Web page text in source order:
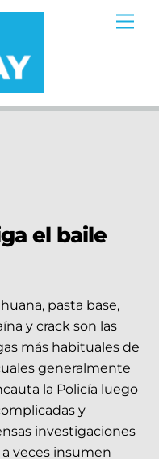
el baile
pasta base,
y crack son las
más habituales de
generalmente
la Policía luego
y
investigaciones
veces insumen